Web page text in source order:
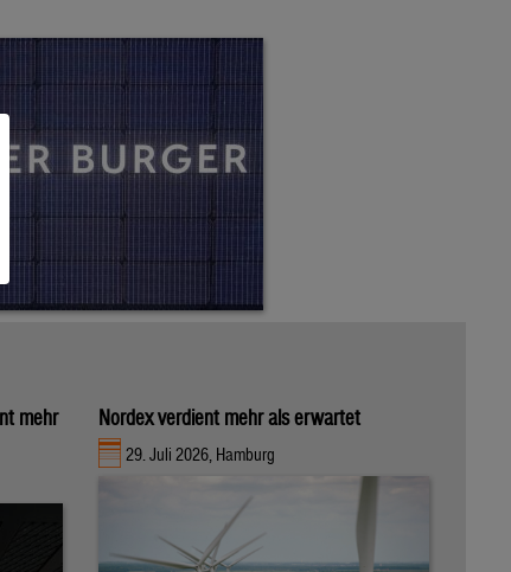
mehr
Nordex verdient mehr als erwartet
29. Juli 2026, Hamburg